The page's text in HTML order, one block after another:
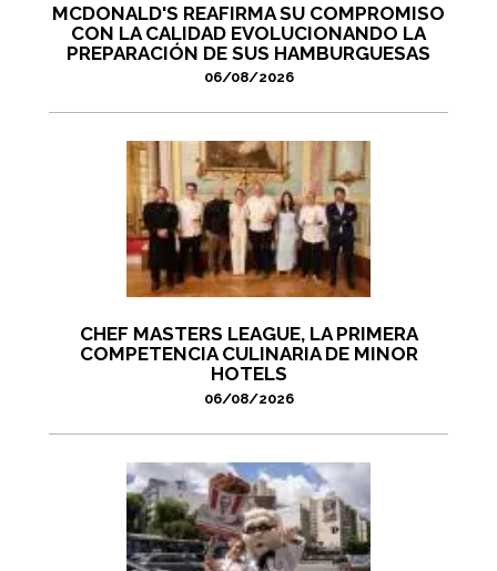
MCDONALD'S REAFIRMA SU COMPROMISO
CON LA CALIDAD EVOLUCIONANDO LA
PREPARACIÓN DE SUS HAMBURGUESAS
06/08/2026
CHEF MASTERS LEAGUE, LA PRIMERA
COMPETENCIA CULINARIA DE MINOR
HOTELS
06/08/2026